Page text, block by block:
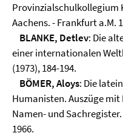
Provinzialschulkollegium
Aachens. - Frankfurt a.M.
BLANKE, Detlev: Die
einer internationalen
(1973), 184-194.
BÖMER, Aloys: Die
Humanisten. Auszüge
Namen- und
1966.